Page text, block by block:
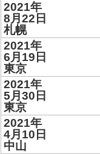
2021年
8月22日
札幌
2021年
6月19日
東京
2021年
5月30日
東京
2021年
4月10日
中山